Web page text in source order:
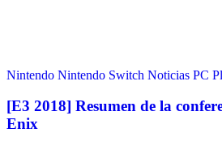
Nintendo Nintendo Switch Noticias PC
[E3 2018] Resumen de la
Enix